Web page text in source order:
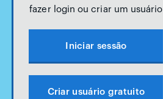
fazer login ou criar um usuário
Iniciar sessão
Criar usuário gratuito